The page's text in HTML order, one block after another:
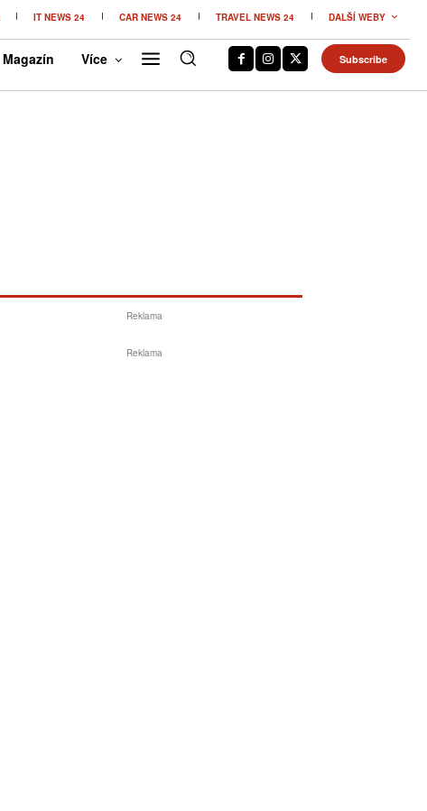
IT NEWS 24 CAR NEWS 24 TRAVEL NEWS 24 DALŠÍ WEBY
Magazín Více Subscribe
Reklama
Reklama